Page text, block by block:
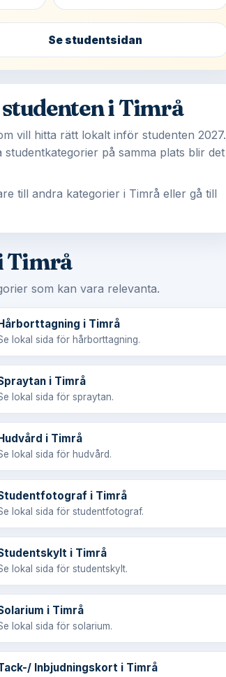
Se studentsidan
i Timrå
vill hitta rätt lokalt inför studenten 2027.
på samma plats blir det
till andra kategorier i Timrå eller gå till
Timrå
som kan vara relevanta.
i Timrå
lokal sida för hårborttagning.
i Timrå
lokal sida för spraytan.
i Timrå
lokal sida för hudvård.
i Timrå
lokal sida för studentfotograf.
i Timrå
lokal sida för studentskylt.
i Timrå
lokal sida för solarium.
Inbjudningskort i Timrå